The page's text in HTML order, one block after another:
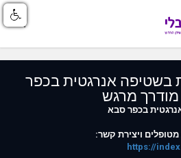
בשטיפה אנרגטית בכפר
מודרך מרגש
בכפר סבא
ויצירת קשר:
https://